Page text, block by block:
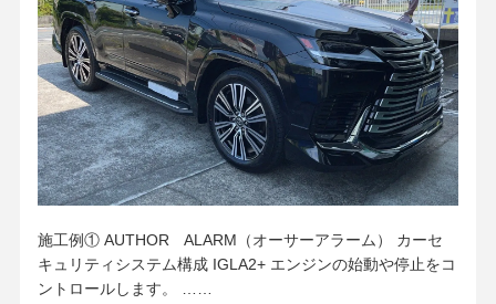
施工例① AUTHOR ALARM（オーサーアラーム） カーセ
キュリティシステム構成 IGLA2+ エンジンの始動や停止をコ
ントロールします。 ……